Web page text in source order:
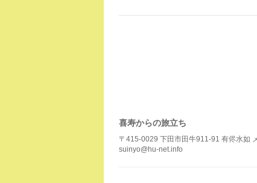
喜寿からの旅立ち
〒415-0029 下田市田牛911-91 有侭水如
suinyo@hu-net.info